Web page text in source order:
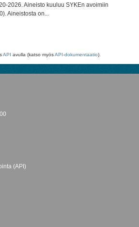
2026. Aineisto kuuluu SYKEn avoimiin
Aineistosta on...
API avulla (katso myösAPI-dokumentaatio).
(API)